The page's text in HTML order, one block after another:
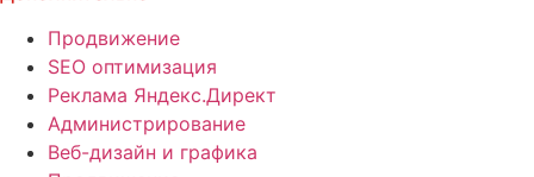
Продвижение
SEO оптимизация
Реклама Яндекс.Директ
Администрирование
Веб-дизайн и графика